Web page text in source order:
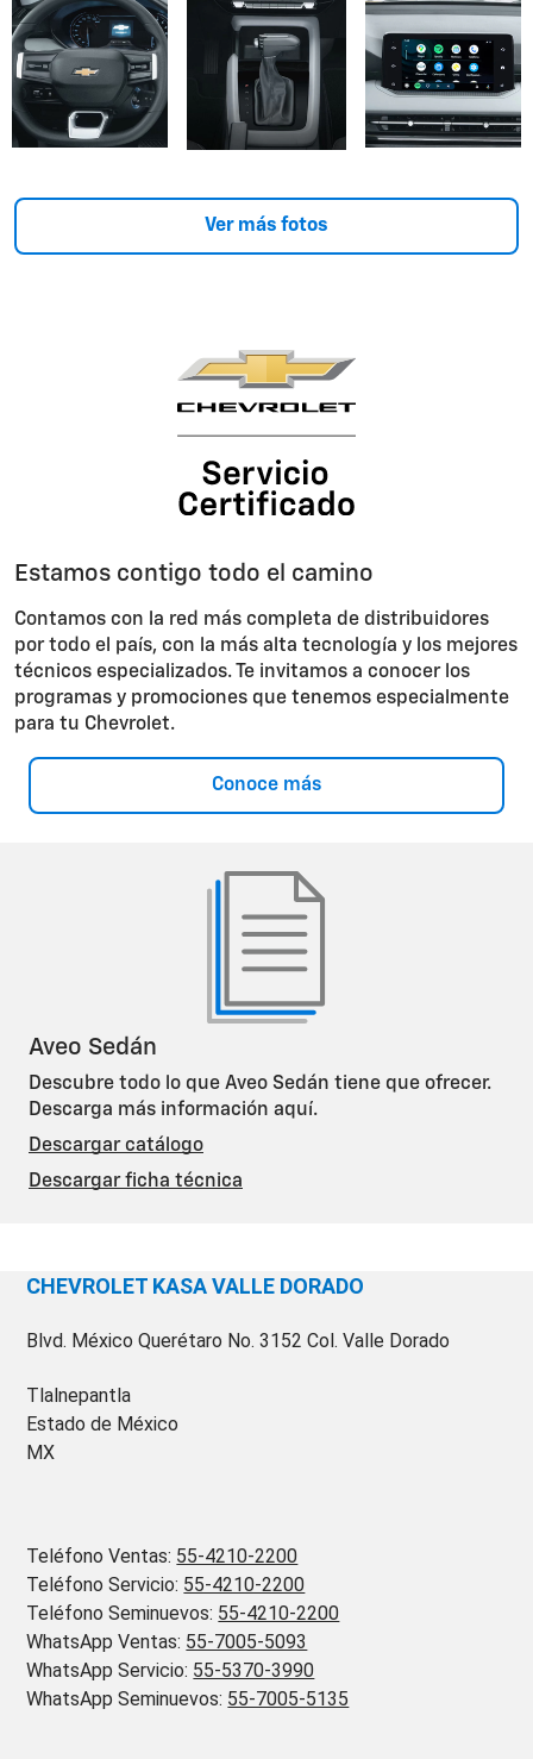
Ver más fotos
Estamos contigo todo el camino
Contamos con la red más completa de distribuidores
por todo el país, con la más alta tecnología y los mejores
técnicos especializados. Te invitamos a conocer los
programas y promociones que tenemos especialmente
para tu Chevrolet.
Conoce más
Aveo Sedán
Descubre todo lo que Aveo Sedán tiene que ofrecer.
Descarga más información aquí.
Descargar catálogo
Descargar ficha técnica